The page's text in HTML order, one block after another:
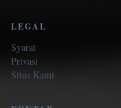
LEGAL
Syarat
Privasi
Situs Kami